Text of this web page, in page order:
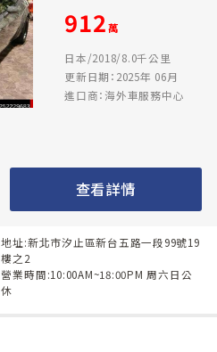
912萬
日本/2018/8.0千公里
更新日期：2025年 06月
進口商：海外車服務中心
查看詳情
地址:新北市汐止區新台五路一段99號19
樓之2
營業時間:10:00AM~18:00PM 周六日公
休